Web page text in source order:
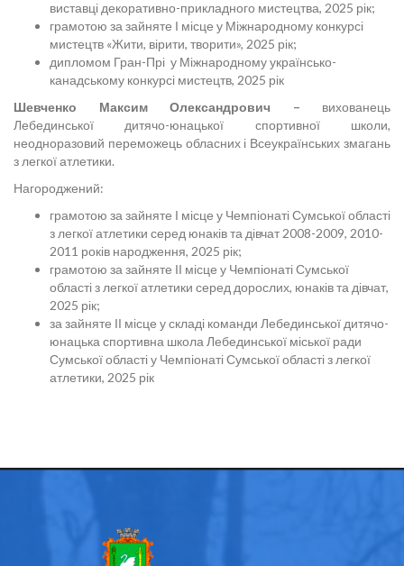
виставці декоративно-прикладного мистецтва, 2025 рік;
грамотою за зайняте І місце у Міжнародному конкурсі
мистецтв «Жити, вірити, творити», 2025 рік;
дипломом Гран-Прі у Міжнародному українсько-
канадському конкурсі мистецтв, 2025 рік
Шевченко Максим Олександрович – вихованець
Лебединської дитячо-юнацької спортивної школи,
неодноразовий переможець обласних і Всеукраїнських змагань
з легкої атлетики.
Нагороджений:
грамотою за зайняте І місце у Чемпіонаті Сумської області
з легкої атлетики серед юнаків та дівчат 2008-2009, 2010-
2011 років народження, 2025 рік;
грамотою за зайняте ІІ місце у Чемпіонаті Сумської
області з легкої атлетики серед дорослих, юнаків та дівчат,
2025 рік;
за зайняте ІІ місце у складі команди Лебединської дитячо-
юнацька спортивна школа Лебединської міської ради
Сумської області у Чемпіонаті Сумської області з легкої
атлетики, 2025 рік